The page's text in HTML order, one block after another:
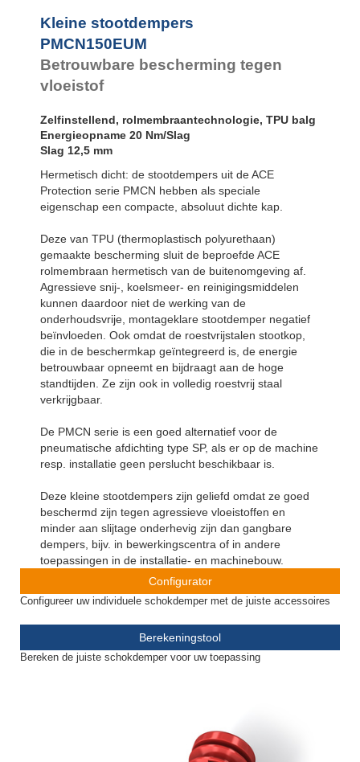
SC²650
MA30 tot MA900
PET20 tot
PET27
Kleine stootdempers
PMCN150EUM
Betrouwbare bescherming tegen
vloeistof
Zelfinstellend, rolmembraantechnologie, TPU balg
Energieopname 20 Nm/Slag
Slag 12,5 mm
Hermetisch dicht: de stootdempers uit de ACE
Protection serie PMCN hebben als speciale
eigenschap een compacte, absoluut dichte kap.
Deze van TPU (thermoplastisch polyurethaan)
gemaakte bescherming sluit de beproefde ACE
rolmembraan hermetisch van de buitenomgeving af.
Agressieve snij-, koelsmeer- en reinigingsmiddelen
kunnen daardoor niet de werking van de
onderhoudsvrije, montageklare stootdemper negatief
beïnvloeden. Ook omdat de roestvrijstalen stootkop,
die in de beschermkap geïntegreerd is, de energie
betrouwbaar opneemt en bijdraagt aan de hoge
standtijden. Ze zijn ook in volledig roestvrij staal
verkrijgbaar.
De PMCN serie is een goed alternatief voor de
pneumatische afdichting type SP, als er op de machine
resp. installatie geen perslucht beschikbaar is.
Deze kleine stootdempers zijn geliefd omdat ze goed
beschermd zijn tegen agressieve vloeistoffen en
minder aan slijtage onderhevig zijn dan gangbare
dempers, bijv. in bewerkingscentra of in andere
toepassingen in de installatie- en machinebouw.
Configurator
Configureer uw individuele schokdemper met de juiste accessoires
Berekeningstool
Bereken de juiste schokdemper voor uw toepassing